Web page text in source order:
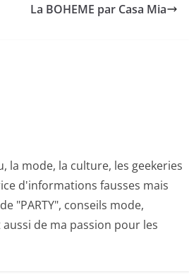
La BOHEME par Casa Mia
la mode, la culture, les geekeries
d'informations fausses mais
"PARTY", conseils mode,
de ma passion pour les